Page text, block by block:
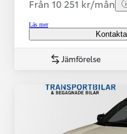
Från 10 251 kr/mån
Läs mer
Jämförelse